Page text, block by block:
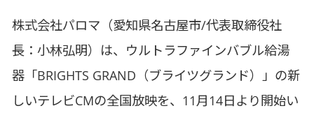
株式会社パロマ（愛知県名古屋市/代表取締役社
長：小林弘明）は、ウルトラファインバブル給湯
器「BRIGHTS GRAND（ブライツグランド）」の新
しいテレビCMの全国放映を、11月14日より開始い